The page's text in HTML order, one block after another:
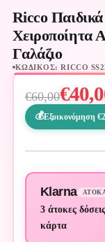
Ricco
Χειροποίητα
Γαλάζιο
ΚΩΔΙΚΌΣ: RICCO
€60,00
Εξοικονόμηση
Klarna
3 άτοκες
κάρτα